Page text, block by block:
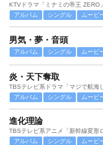
KTVドラマ「ミナミの帝王 ZERO
アルバム
シングル ムービ
男気・夢・音頭
アルバム シングル ムービ
炎・天下奪取
TBSテレビ系ドラマ「マジで航海
アルバム
シングル ムービ
進化理論
TBSテレビ系アニメ「新幹線変形
アルバム
シングル ムービ